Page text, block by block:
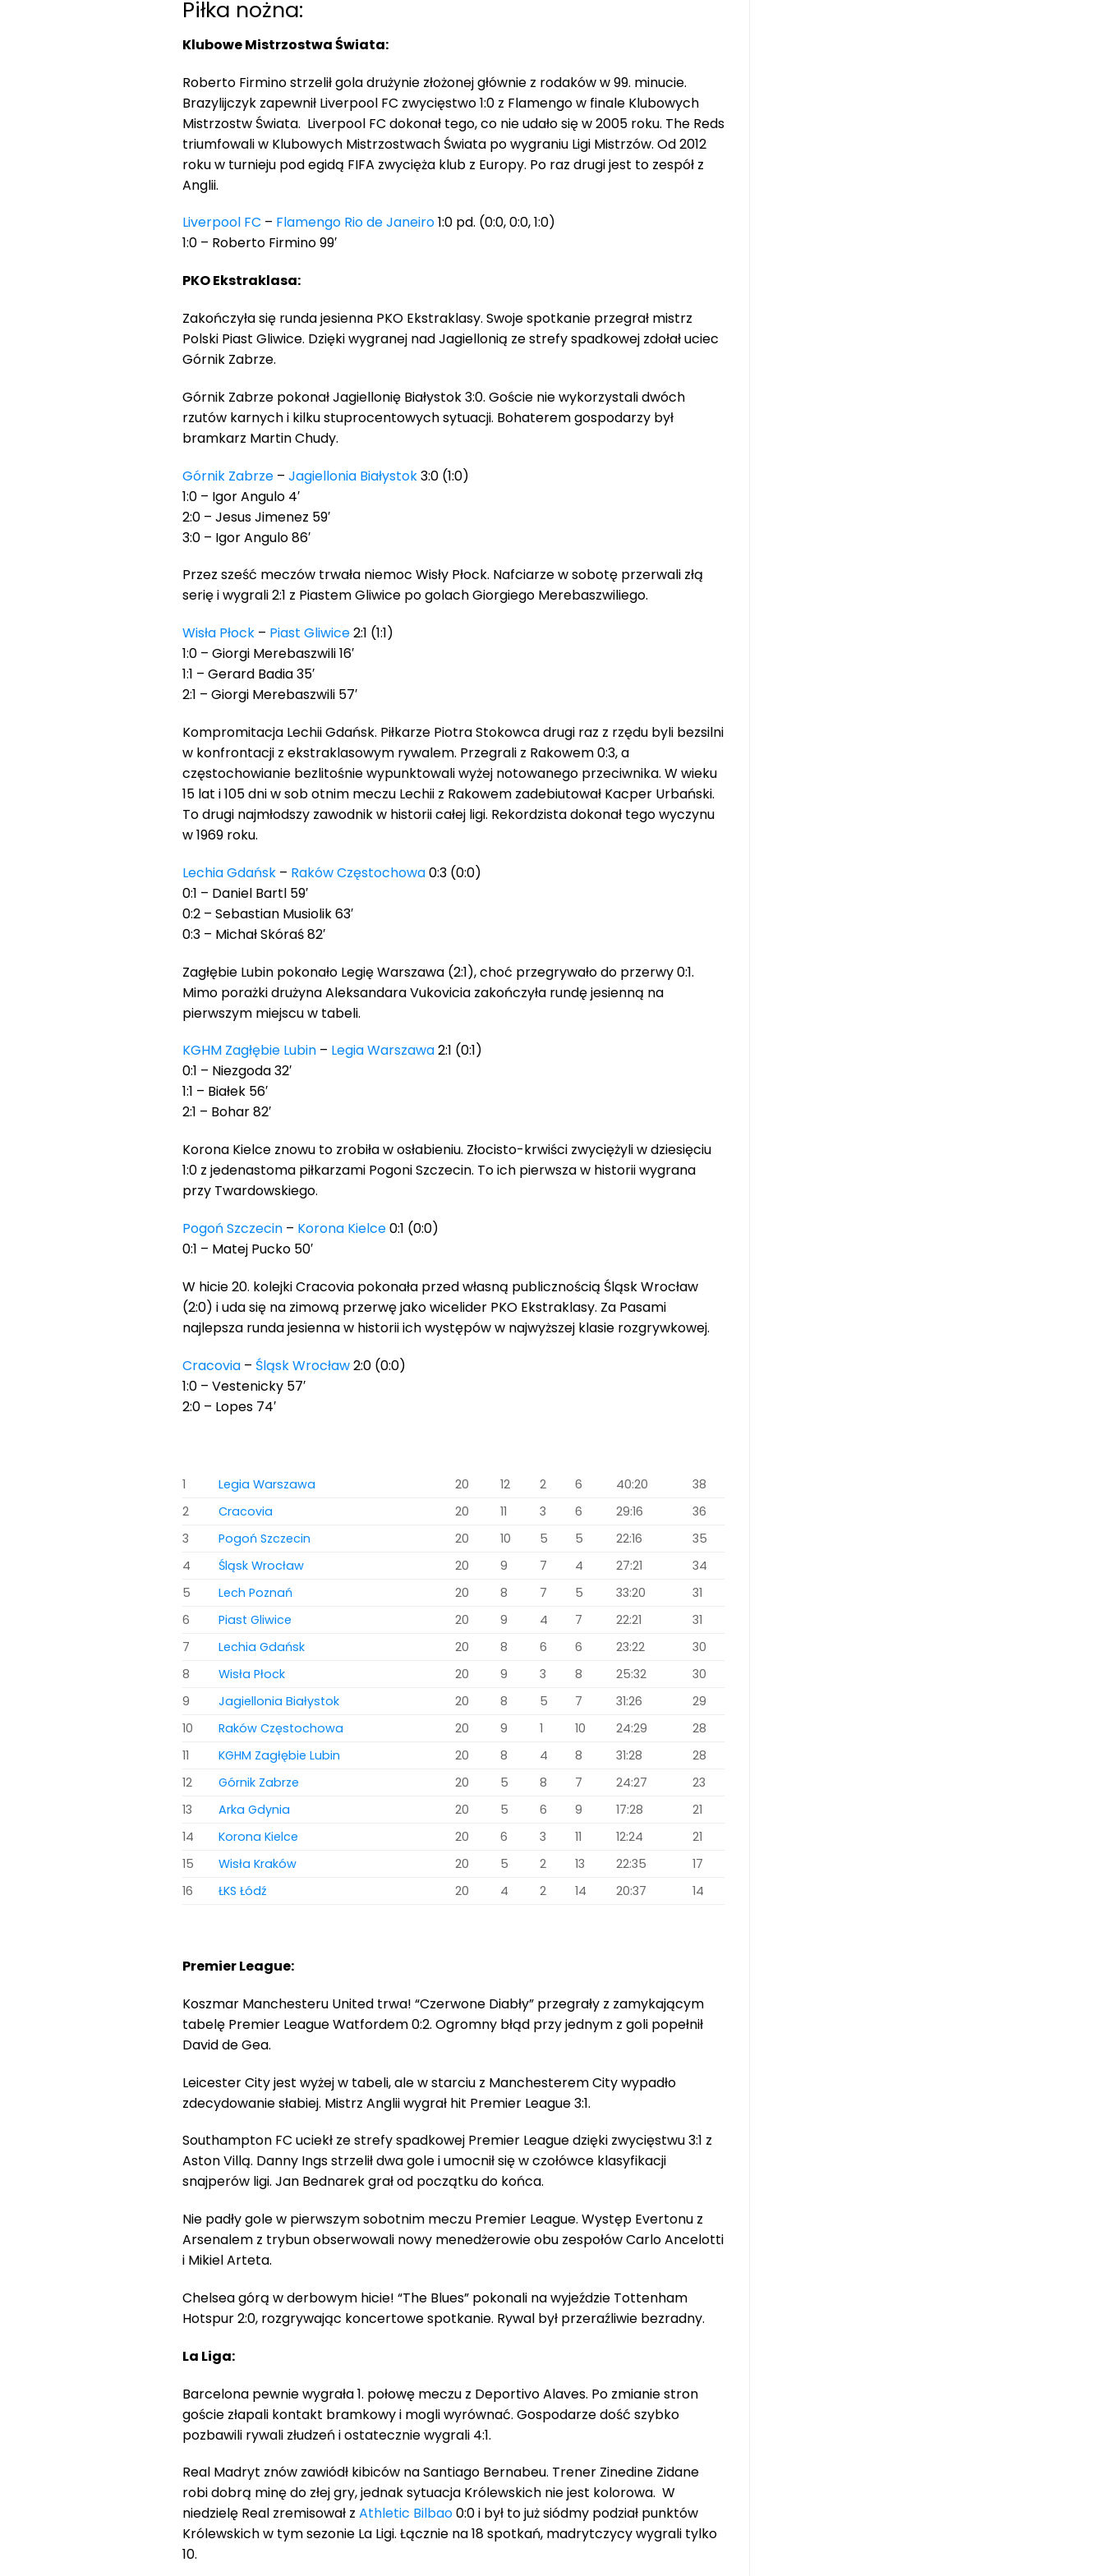
Piłka nożna:
Klubowe Mistrzostwa Świata:
Roberto Firmino strzelił gola drużynie złożonej głównie z rodaków w 99. minucie.
Brazylijczyk zapewnił Liverpool FC zwycięstwo 1:0 z Flamengo w finale Klubowych
Mistrzostw Świata. Liverpool FC dokonał tego, co nie udało się w 2005 roku. The Reds
triumfowali w Klubowych Mistrzostwach Świata po wygraniu Ligi Mistrzów. Od 2012
roku w turnieju pod egidą FIFA zwycięża klub z Europy. Po raz drugi jest to zespół z
Anglii.
Liverpool FC – Flamengo Rio de Janeiro1:0 pd. (0:0, 0:0, 1:0)
1:0 – Roberto Firmino 99′
PKO Ekstraklasa:
Zakończyła się runda jesienna PKO Ekstraklasy. Swoje spotkanie przegrał mistrz
Polski Piast Gliwice. Dzięki wygranej nad Jagiellonią ze strefy spadkowej zdołał uciec
Górnik Zabrze.
Górnik Zabrze pokonał Jagiellonię Białystok 3:0. Goście nie wykorzystali dwóch
rzutów karnych i kilku stuprocentowych sytuacji. Bohaterem gospodarzy był
bramkarz Martin Chudy.
Górnik Zabrze – Jagiellonia Białystok3:0 (1:0)
1:0 – Igor Angulo 4′
2:0 – Jesus Jimenez 59′
3:0 – Igor Angulo 86′
Przez sześć meczów trwała niemoc Wisły Płock. Nafciarze w sobotę przerwali złą
serię i wygrali 2:1 z Piastem Gliwice po golach Giorgiego Merebaszwiliego.
Wisła Płock – Piast Gliwice2:1 (1:1)
1:0 – Giorgi Merebaszwili 16′
1:1 – Gerard Badia 35′
2:1 – Giorgi Merebaszwili 57′
Kompromitacja Lechii Gdańsk. Piłkarze Piotra Stokowca drugi raz z rzędu byli bezsilni
w konfrontacji z ekstraklasowym rywalem. Przegrali z Rakowem 0:3, a
częstochowianie bezlitośnie wypunktowali wyżej notowanego przeciwnika. W wieku
15 lat i 105 dni w sob otnim meczu Lechii z Rakowem zadebiutował Kacper Urbański.
To drugi najmłodszy zawodnik w historii całej ligi. Rekordzista dokonał tego wyczynu
w 1969 roku.
Lechia Gdańsk – Raków Częstochowa0:3 (0:0)
0:1 – Daniel Bartl 59′
0:2 – Sebastian Musiolik 63′
0:3 – Michał Skóraś 82′
Zagłębie Lubin pokonało Legię Warszawa (2:1), choć przegrywało do przerwy 0:1.
Mimo porażki drużyna Aleksandara Vukovicia zakończyła rundę jesienną na
pierwszym miejscu w tabeli.
KGHM Zagłębie Lubin – Legia Warszawa2:1 (0:1)
0:1 – Niezgoda 32′
1:1 – Białek 56′
2:1 – Bohar 82′
Korona Kielce znowu to zrobiła w osłabieniu. Złocisto-krwiści zwyciężyli w dziesięciu
1:0 z jedenastoma piłkarzami Pogoni Szczecin. To ich pierwsza w historii wygrana
przy Twardowskiego.
Pogoń Szczecin – Korona Kielce0:1 (0:0)
0:1 – Matej Pucko 50′
W hicie 20. kolejki Cracovia pokonała przed własną publicznością Śląsk Wrocław
(2:0) i uda się na zimową przerwę jako wicelider PKO Ekstraklasy. Za Pasami
najlepsza runda jesienna w historii ich występów w najwyższej klasie rozgrywkowej.
Cracovia – Śląsk Wrocław2:0 (0:0)
1:0 – Vestenicky 57′
2:0 – Lopes 74′
1 Legia Warszawa 20 12 2 6 40:20
38
2
Cracovia 20 11 3 6 29:16
36
3
Pogoń Szczecin 20 10 5 5 22:16
35
4
Śląsk Wrocław 20 9 7 4 27:21
34
5
Lech Poznań 20 8 7 5 33:20
31
6
Piast Gliwice 20 9 4 7 22:21
31
7
Lechia Gdańsk 20 8 6 6 23:22
30
8
Wisła Płock 20 9 3 8 25:32
30
9
Jagiellonia Białystok 20 8 5 7 31:26
29
10
Raków Częstochowa 20 9 1 10 24:29
28
11
KGHM Zagłębie Lubin 20 8 4 8 31:28
28
12
Górnik Zabrze 20 5 8 7 24:27
23
13
Arka Gdynia 20 5 6 9 17:28
21
14
Korona Kielce 20 6 3 11 12:24
21
15
Wisła Kraków 20 5 2 13 22:35
17
16
ŁKS Łódź 20 4 2 14 20:37 14
Premier League:
Koszmar Manchesteru United trwa! “Czerwone Diabły” przegrały z zamykającym
tabelę Premier League Watfordem 0:2. Ogromny błąd przy jednym z goli popełnił
David de Gea.
Leicester City jest wyżej w tabeli, ale w starciu z Manchesterem City wypadło
zdecydowanie słabiej. Mistrz Anglii wygrał hit Premier League 3:1.
Southampton FC uciekł ze strefy spadkowej Premier League dzięki zwycięstwu 3:1 z
Aston Villą. Danny Ings strzelił dwa gole i umocnił się w czołówce klasyfikacji
snajperów ligi. Jan Bednarek grał od początku do końca.
Nie padły gole w pierwszym sobotnim meczu Premier League. Występ Evertonu z
Arsenalem z trybun obserwowali nowy menedżerowie obu zespołów Carlo Ancelotti
i Mikiel Arteta.
Chelsea górą w derbowym hicie! “The Blues” pokonali na wyjeździe Tottenham
Hotspur 2:0, rozgrywając koncertowe spotkanie. Rywal był przeraźliwie bezradny.
La Liga:
Barcelona pewnie wygrała 1. połowę meczu z Deportivo Alaves. Po zmianie stron
goście złapali kontakt bramkowy i mogli wyrównać. Gospodarze dość szybko
pozbawili rywali złudzeń i ostatecznie wygrali 4:1.
Real Madryt znów zawiódł kibiców na Santiago Bernabeu. Trener Zinedine Zidane
robi dobrą minę do złej gry, jednak sytuacja Królewskich nie jest kolorowa. W
niedzielę Real zremisował z Athletic Bilbao0:0 i był to już siódmy podział punktów
Królewskich w tym sezonie La Ligi. Łącznie na 18 spotkań, madrytczycy wygrali tylko
10.